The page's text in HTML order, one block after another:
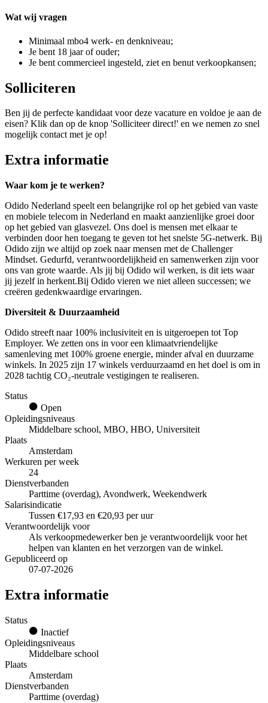
Wat wij vragen
Minimaal mbo4 werk- en denkniveau;
Je bent 18 jaar of ouder;
Je bent commercieel ingesteld, ziet en benut verkoopkansen;
Solliciteren
Ben jij de perfecte kandidaat voor deze vacature en voldoe je aan de
eisen? Klik dan op de knop 'Solliciteer direct!' en we nemen zo snel
mogelijk contact met je op!
Extra informatie
Waar kom je te werken?
Odido Nederland speelt een belangrijke rol op het gebied van vaste
en mobiele telecom in Nederland en maakt aanzienlijke groei door
op het gebied van glasvezel. Ons doel is mensen met elkaar te
verbinden door hen toegang te geven tot het snelste 5G-netwerk. Bij
Odido zijn we altijd op zoek naar mensen met de Challenger
Mindset. Gedurfd, verantwoordelijkheid en samenwerken zijn voor
ons van grote waarde. Als jij bij Odido wil werken, is dit iets waar
jij jezelf in herkent.Bij Odido vieren we niet alleen successen; we
creëren gedenkwaardige ervaringen.
Diversiteit & Duurzaamheid
Odido streeft naar 100% inclusiviteit en is uitgeroepen tot Top
Employer. We zetten ons in voor een klimaatvriendelijke
samenleving met 100% groene energie, minder afval en duurzame
winkels. In 2025 zijn 17 winkels verduurzaamd en het doel is om in
2028 tachtig CO₂-neutrale vestigingen te realiseren.
Status
Open
Opleidingsniveaus
Middelbare school, MBO, HBO, Universiteit
Plaats
Amsterdam
Werkuren per week
24
Dienstverbanden
Parttime (overdag), Avondwerk, Weekendwerk
Salarisindicatie
Tussen €17,93 en €20,93 per uur
Verantwoordelijk voor
Als verkoopmedewerker ben je verantwoordelijk voor het
helpen van klanten en het verzorgen van de winkel.
Gepubliceerd op
07-07-2026
Extra informatie
Status
Inactief
Opleidingsniveaus
Middelbare school
Plaats
Amsterdam
Dienstverbanden
Parttime (overdag)